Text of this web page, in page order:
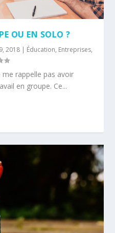
OU EN SOLO ?
2018 | Éducation, Entreprises,
rappelle pas avoir
en groupe. Ce...